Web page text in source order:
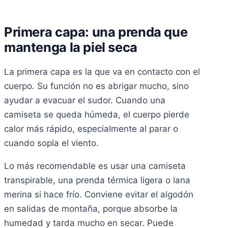
Primera capa: una prenda que
mantenga la piel seca
La primera capa es la que va en contacto con el
cuerpo. Su función no es abrigar mucho, sino
ayudar a evacuar el sudor. Cuando una
camiseta se queda húmeda, el cuerpo pierde
calor más rápido, especialmente al parar o
cuando sopla el viento.
Lo más recomendable es usar una camiseta
transpirable, una prenda térmica ligera o lana
merina si hace frío. Conviene evitar el algodón
en salidas de montaña, porque absorbe la
humedad y tarda mucho en secar. Puede